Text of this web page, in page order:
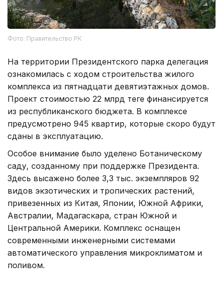
Фото: Правительство РК
На территории Президентского парка делегация
ознакомилась с ходом строительства жилого
комплекса из пятнадцати девятиэтажных домов.
Проект стоимостью 22 млрд теңге финансируется
из республиканского бюджета. В комплексе
предусмотрено 945 квартир, которые скоро будут
сданы в эксплуатацию.
Особое внимание было уделено Ботаническому
саду, созданному при поддержке Президента.
Здесь высажено более 3,3 тыс. экземпляров 92
видов экзотических и тропических растений,
привезенных из Китая, Японии, Южной Африки,
Австралии, Мадагаскара, стран Южной и
Центральной Америки. Комплекс оснащен
современными инженерными системами
автоматического управления микроклиматом и
поливом.